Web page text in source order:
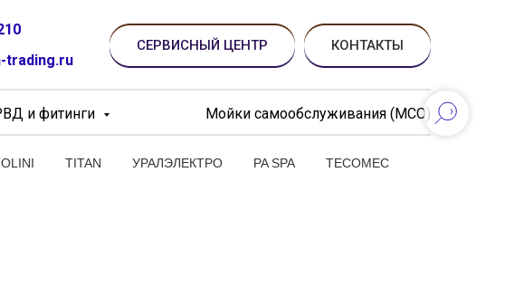
TITAN УРАЛЭЛЕКТРО PA SPA TECOMEC
trading.ru
СЕРВИСНЫЙ ЦЕНТР КОНТАКТЫ
и фитинги Мойки самообслуживания (МСО)